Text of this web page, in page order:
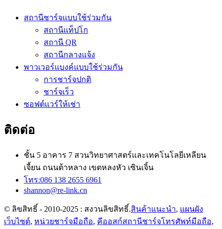
สถานีชาร์จแบบใช้ร่วมกัน
สถานีแท็ปโก
สถานี QR
สถานีกลางแจ้ง
พาวเวอร์แบงค์แบบใช้ร่วมกัน
การชาร์จปกติ
ชาร์จเร็ว
ซอฟต์แวร์ให้เช่า
ติดต่อ
ชั้น 5 อาคาร 7 สวนวิทยาศาสตร์และเทคโนโลยีเหลียน
เจี้ยน ถนนต้าหลาง เขตหลงหัว เซินเจิ้น
โทร:086 138 2655 6961
shannon@re-link.cn
© ลิขสิทธิ์ - 2010-2025 : สงวนลิขสิทธิ์.สินค้าแนะนำ, แผนผัง
เว็บไซต์, หน่วยชาร์จมือถือ, คีออสก์สถานีชาร์จโทรศัพท์มือถือ,